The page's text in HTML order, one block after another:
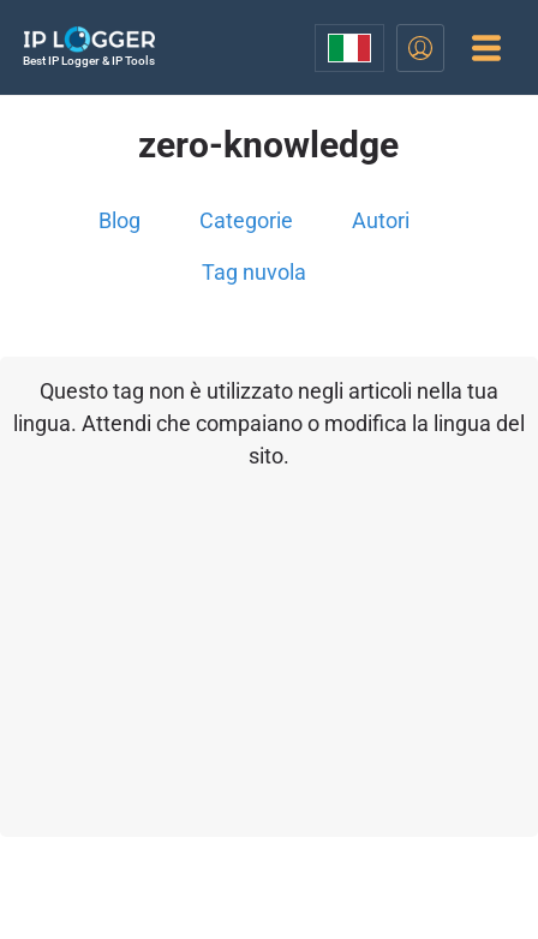
Best IP Logger & IP Tools
zero-knowledge
Blog Categorie Autori
Tag nuvola